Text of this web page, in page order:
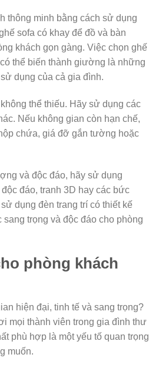
thông minh bằng cách sử dụng
sofa có khay để đồ và bàn
khách gọn gàng. Việc chọn ghế
thể biến thành giường là những
dụng của cả gia đình.
thể thiếu. Hãy sử dụng các
Nếu không gian còn hạn chế,
chứa, giá đỡ gắn tường hoặc
và độc đáo, hãy sử dụng
đáo, tranh 3D hay các bức
dụng đèn trang trí có thiết kế
trọng và độc đáo cho phòng
phòng khách
hiện đại, tinh tế và sang trọng?
mọi thành viên trong gia đình thư
phù hợp là một yếu tố quan trọng
muốn.